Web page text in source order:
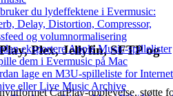
du lydeffektene i Evermusic:
Delay, Distortion, Compressor,
og volumnormalisering
eksportere Apple Music-spillelister
dem i Evermusic på Mac
lage en M3U-spilleliste for Internet
eller Live Music Archive
Plex, Jellyfin, SFTP og
CarPlay-opplevelse, støtte